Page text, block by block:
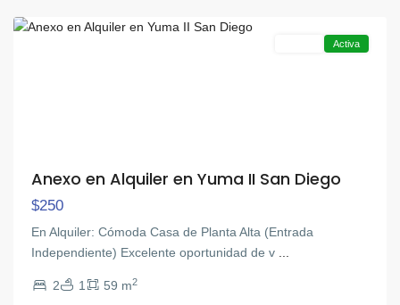
Activa
Anexo en Alquiler en Yuma II San Diego
$250
En Alquiler: Cómoda Casa de Planta Alta (Entrada
Independiente) Excelente oportunidad de v
2 1 59 m2